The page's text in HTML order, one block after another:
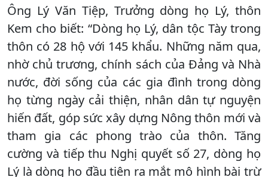
Ông Lý Văn Tiệp, Trưởng dòng họ Lý, thôn
Kem cho biết: “Dòng họ Lý, dân tộc Tày trong
thôn có 28 hộ với 145 khẩu. Những năm qua,
nhờ chủ trương, chính sách của Đảng và Nhà
nước, đời sống của các gia đình trong dòng
họ từng ngày cải thiện, nhân dân tự nguyện
hiến đất, góp sức xây dựng Nông thôn mới và
tham gia các phong trào của thôn. Tăng
cường và tiếp thu Nghị quyết số 27, dòng họ
Lý là dòng họ đầu tiên ra mắt mô hình bài trừ